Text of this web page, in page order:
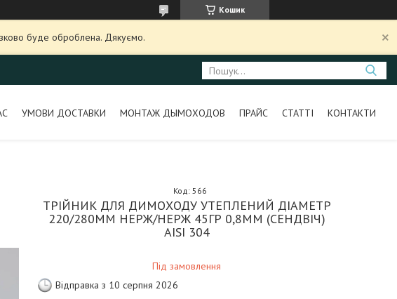
Кошик
буде оброблена. Дякуємо.
УМОВИ ДОСТАВКИ МОНТАЖ ДЫМОХОДОВ ПРАЙС СТАТТІ КОНТАКТИ
ТРІЙНИК ДЛЯ ДИМОХОДУ УТЕПЛЕНИЙ ДІАМЕТР
220/280ММ НЕРЖ/НЕРЖ 45ГР 0,8ММ (СЕНДВІЧ)
AISI 304
Під замовлення
Код:566
Відправка з 10 серпня 2026